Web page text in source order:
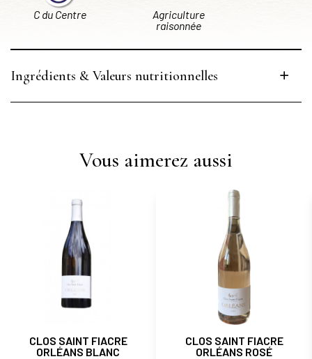
C du Centre
Agriculture
raisonnée
Ingrédients & Valeurs nutritionnelles
Vous aimerez aussi
CLOS SAINT FIACRE
ORLÉANS BLANC
CLOS SAINT FIACRE
ORLÉANS ROSÉ